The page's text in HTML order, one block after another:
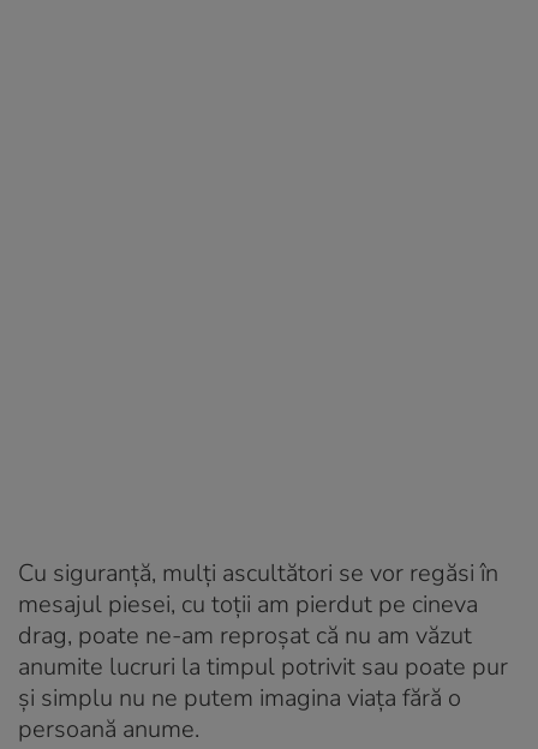
Cu siguranță, mulți ascultători se vor regăsi în
mesajul piesei, cu toții am pierdut pe cineva
drag, poate ne-am reproșat că nu am văzut
anumite lucruri la timpul potrivit sau poate pur
și simplu nu ne putem imagina viața fără o
persoană anume.